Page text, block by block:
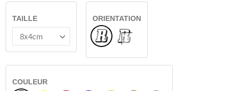
TAILLE
ORIENTATION
NormalVERRE INTÉRIEUR
COULEUR